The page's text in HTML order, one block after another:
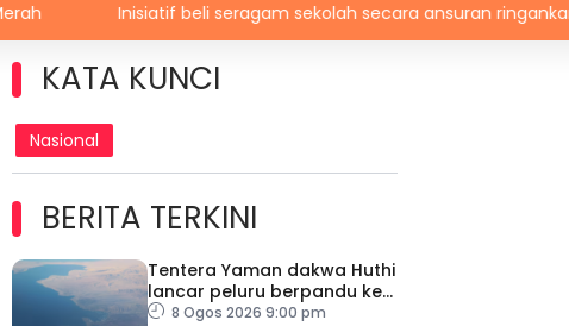
Inisiatif beli seragam sekolah secara ansuran ringankan beban ibu
KATA KUNCI
Nasional
BERITA TERKINI
Tentera Yaman dakwa Huthi
lancar peluru berpandu ke
arah Laut Merah
8 Ogos 2026 9:00 pm